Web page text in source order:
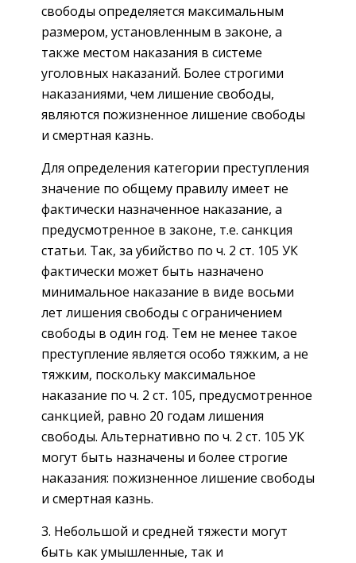
свободы определяется максимальным
размером, установленным в законе, а
также местом наказания в системе
уголовных наказаний. Более строгими
наказаниями, чем лишение свободы,
являются пожизненное лишение свободы
и смертная казнь.
Для определения категории преступления
значение по общему правилу имеет не
фактически назначенное наказание, а
предусмотренное в законе, т.е. санкция
статьи. Так, за убийство по ч. 2 ст. 105 УК
фактически может быть назначено
минимальное наказание в виде восьми
лет лишения свободы с ограничением
свободы в один год. Тем не менее такое
преступление является особо тяжким, а не
тяжким, поскольку максимальное
наказание по ч. 2 ст. 105, предусмотренное
санкцией, равно 20 годам лишения
свободы. Альтернативно по ч. 2 ст. 105 УК
могут быть назначены и более строгие
наказания: пожизненное лишение свободы
и смертная казнь.
3. Небольшой и средней тяжести могут
быть как умышленные, так и